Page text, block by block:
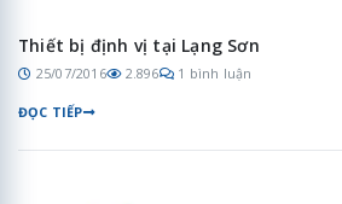
Thiết bị định vị tại Lạng Sơn
25/07/2016 2.896 1 bình luận
ĐỌC TIẾP